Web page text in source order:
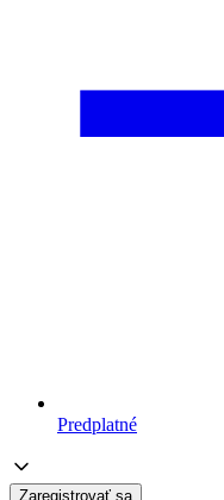
Predplatné
Zaregistrovať sa